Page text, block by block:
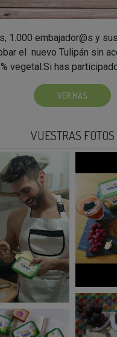
1.000 embajador@s y
el nuevo Tulipán sin
vegetal.Si has
VER MÁS
VUESTRAS FOTOS